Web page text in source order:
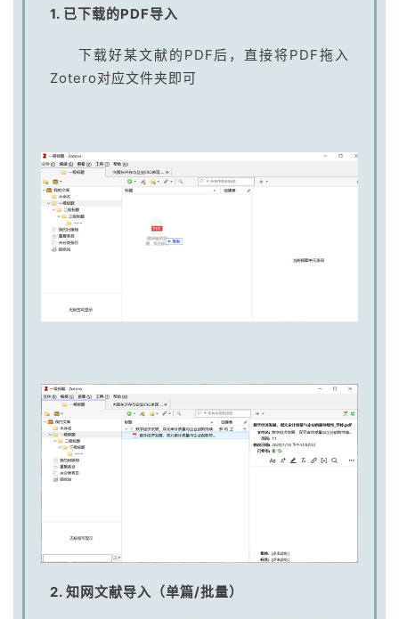
1. 已下载的PDF导入
下载好某文献的PDF后，直接将PDF拖入
Zotero对应文件夹即可
2. 知网文献导入（单篇/批量）